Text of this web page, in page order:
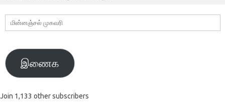
மின்னஞ்சல்
முகவரி
இணைக
Join 1,133 other subscribers